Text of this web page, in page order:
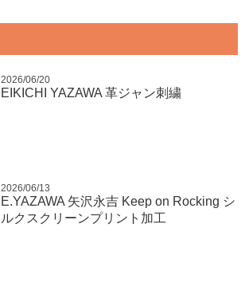
2026/06/20
EIKICHI YAZAWA 革ジャン刺繍
2026/06/13
E.YAZAWA 矢沢永吉 Keep on Rocking シ
ルクスクリーンプリント加工